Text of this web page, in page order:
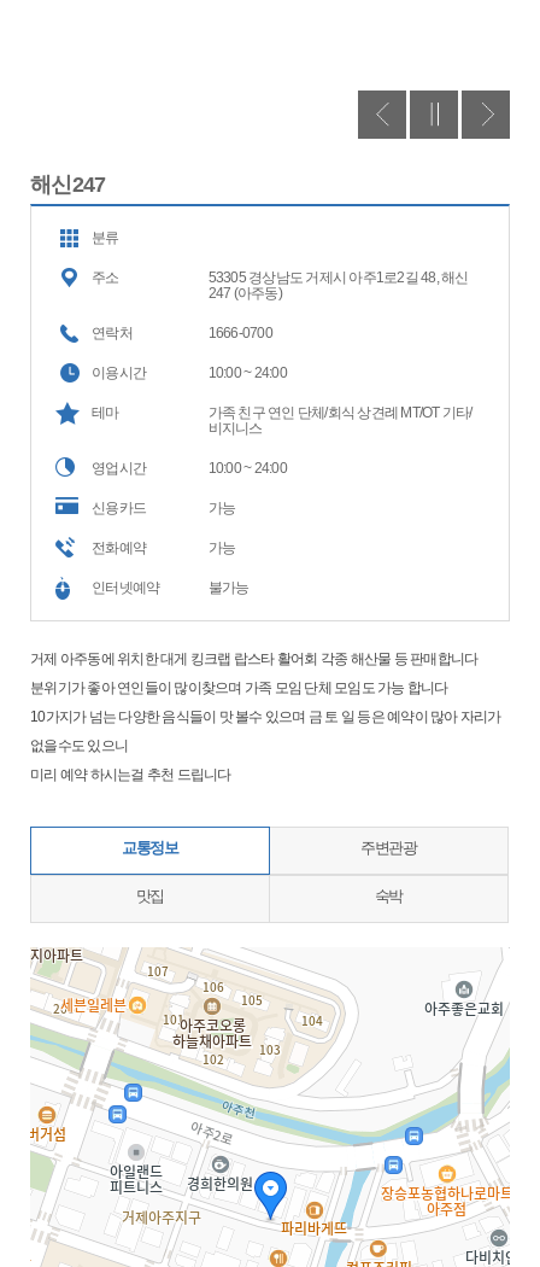
해신247
분류
주소
53305 경상남도 거제시 아주1로2길 48, 해신
247 (아주동)
연락처 1666-0700
이용시간 10:00 ~ 24:00
테마
가족 친구 연인 단체/회식 상견례 MT/OT 기타/
비지니스
영업시간 10:00 ~ 24:00
신용카드 가능
전화예약 가능
인터넷예약 불가능
거제 아주동에 위치한 대게 킹크랩 랍스타 활어회 각종 해산물 등 판매합니다
분위기가 좋아 연인들이 많이찾으며 가족 모임 단체 모임도 가능 합니다
10가지가 넘는 다양한 음식들이 맛 볼수 있으며 금 토 일 등은 예약이 많아 자리가
없을수도 있으니
미리 예약 하시는걸 추천 드립니다
교통정보 주변관광
맛집 숙박
지도삽입 (가로100%)